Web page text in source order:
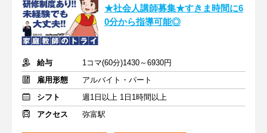
★社会人講師募集★すきま時間に6
0分から指導可能◎
給与
1コマ(60分)1430～6930円
雇用形態
アルバイト・パート
シフト
週1日以上 1日1時間以上
アクセス
弥富駅